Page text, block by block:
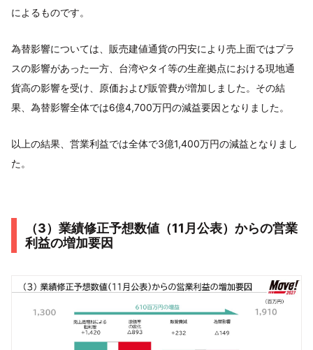
によるものです。
為替影響については、販売建値通貨の円安により売上面ではプラ
スの影響があった一方、台湾やタイ等の生産拠点における現地通
貨高の影響を受け、原価および販管費が増加しました。その結
果、為替影響全体では6億4,700万円の減益要因となりました。
以上の結果、営業利益では全体で3億1,400万円の減益となりまし
た。
（3）業績修正予想数値（11月公表）からの営業
利益の増加要因